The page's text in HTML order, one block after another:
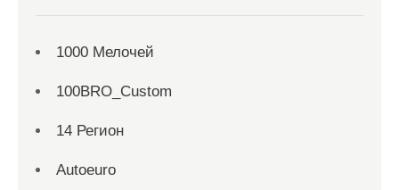
1000 Мелочей
100BRO_Custom
14 Регион
Autoeuro